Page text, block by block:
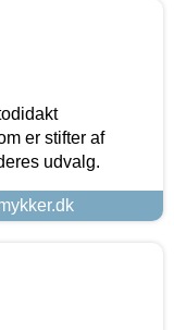
er stifter af
udvalg.